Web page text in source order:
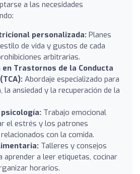
a las necesidades
personalizada: Planes
de vida y gustos de cada
arbitrarias.
Trastornos de la Conducta
Abordaje especializado para
la ansiedad y la recuperación de la
Trabajo emocional
el estrés y los patrones
con la comida.
Talleres y consejos
aprender a leer etiquetas, cocinar
horarios.